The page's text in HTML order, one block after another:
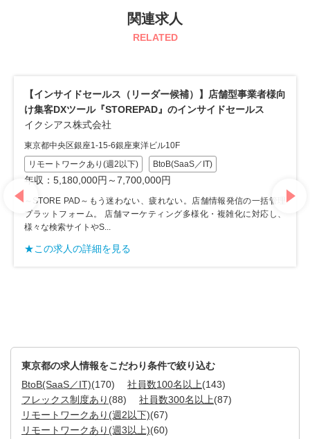
関連求人
RELATED
【インサイドセールス（リーダー候補）】店舗型事業者様向
け集客DXツール『STOREPAD』のインサイドセールス
イクシアス株式会社
東京都中央区銀座1-15-6銀座東洋ビル10F
リモートワークあり(週2以下)
BtoB(SaaS／IT)
年収：5,180,000円～7,700,000円
～STORE PAD～もう迷わない、疲れない。店舗情報発信の一括管理
プラットフォーム。 店舗マーケティング多様化・複雑化に対応し、
様々な検索サイトやS...
★この求人の詳細を見る
東京都の求人情報をこだわり条件で絞り込む
BtoB(SaaS／IT)(170) 社員数100名以上(143)
フレックス制度あり (88) 社員数300名以上(87)
リモートワークあり(週2以下)(67)
リモートワークあり(週3以上)(60)